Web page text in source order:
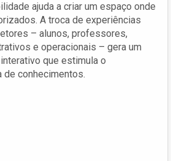
ajuda a criar um espaço onde
A troca de experiências
– alunos, professores,
e operacionais – gera um
que estimula o
de conhecimentos.